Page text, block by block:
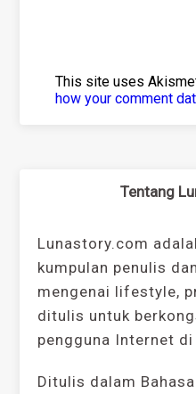
This site uses
how your comment
Tentang
Lunastory.com
kumpulan penulis
mengenai lifestyle,
ditulis untuk
pengguna Internet di
Ditulis dalam